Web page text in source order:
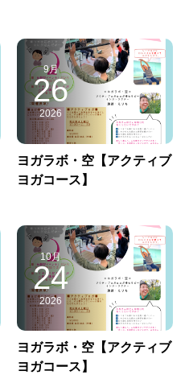
9月
26
2026
ヨガラボ・空【アクティブ
ヨガコース】
10月
24
2026
ヨガラボ・空【アクティブ
ヨガコース】